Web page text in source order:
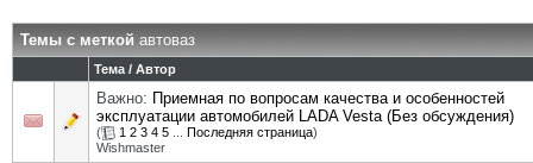
Темы с меткойавтоваз
Тема / Автор
Важно: Приемная по вопросам качества и особенностей
эксплуатации автомобилей LADA Vesta (Без обсуждения)
( 1 2 3 4 5 Последняя страница)
Wishmaster